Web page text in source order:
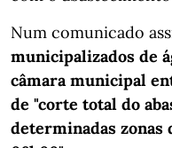
Num comunicado
municipalizados de
câmara municipal
de "corte total do
determinadas zonas